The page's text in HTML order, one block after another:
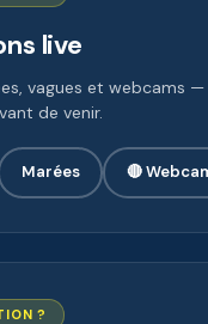
live
vagues et webcams —
de venir.
Marées 🔴
?